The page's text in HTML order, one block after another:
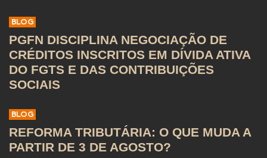
BLOG
PGFN DISCIPLINA NEGOCIAÇÃO DE
CRÉDITOS INSCRITOS EM DÍVIDA ATIVA
DO FGTS E DAS CONTRIBUIÇÕES
SOCIAIS
BLOG
REFORMA TRIBUTÁRIA: O QUE MUDA A
PARTIR DE 3 DE AGOSTO?